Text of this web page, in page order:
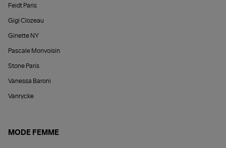
Feidt Paris
Gigi Clozeau
Ginette NY
Pascale Monvoisin
Stone Paris
Vanessa Baroni
Vanrycke
MODE FEMME